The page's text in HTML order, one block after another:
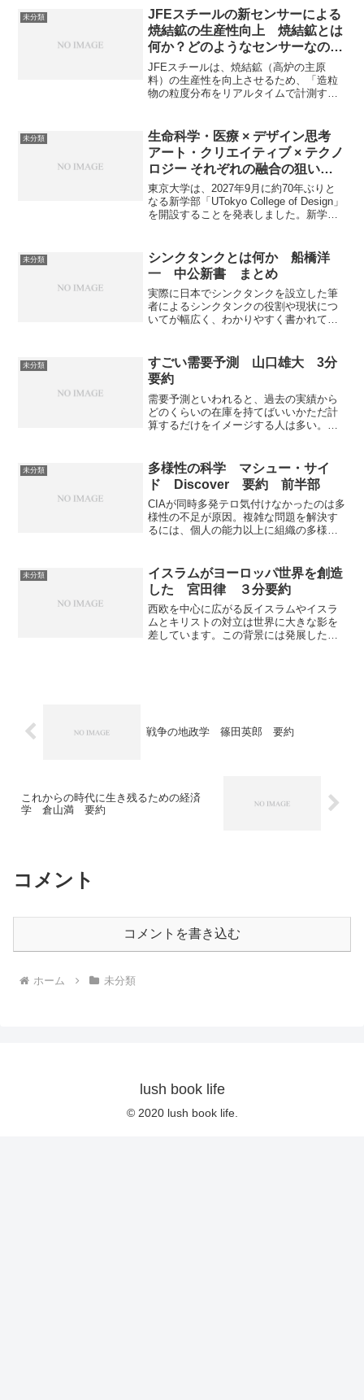
未分類
JFEスチールの新センサーによる
焼結鉱の生産性向上 焼結鉱とは
何か？どのようなセンサーなの
か？
JFEスチールは、焼結鉱（高炉の主原
料）の生産性を向上させるため、「造粒
物の粒度分布をリアルタイムで計測する
造における利点などを知ることができま
す。
未分類
生命科学・医療 × デザイン思考
アート・クリエイティブ × テクノ
ロジー それぞれの融合の狙い意
義は何か？
東京大学は、2027年9月に約70年ぶりと
なる新学部「UTokyo College of Design」
を開設することを発表しました。新学部
プロセスを学ぶために、多様な学術知を
「デザイン」によって繋ぎ、融合するこ
とを目指した学部です。生命科学・医療
とデザイン思考 、アート・クリエイティ
ブとテクノロジー融合の狙い、実例など
を知ることができます。
未分類
シンクタンクとは何か 船橋洋
一 中公新書 まとめ
実際に日本でシンクタンクを設立した筆
者によるシンクタンクの役割や現状につ
いてが幅広く、わかりやすく書かれてい
できる本になっています。
未分類
すごい需要予測 山口雄大 3分
要約
需要予測といわれると、過去の実績から
どのくらいの在庫を持てばいいかただ計
算するだけをイメージする人は多い。実
測を知ることができる。
未分類
多様性の科学 マシュー・サイ
ド Discover 要約 前半部
CIAが同時多発テロ気付けなかったのは多
様性の不足が原因。複雑な問題を解決す
るには、個人の能力以上に組織の多様性
る。
未分類
イスラムがヨーロッパ世界を創造
した 宮田律 ３分要約
西欧を中心に広がる反イスラムやイスラ
ムとキリストの対立は世界に大きな影を
差しています。この背景には発展した西
えた影響を知ることでただしいイスラム
のイメージを持つことのできる本になっ
戦争の地政学 篠田英郎 要約
これからの時代に生き残るための経済
学 倉山満 要約
コメント
コメントを書き込む
ホーム 未分類
lush book life
© 2020 lush book life.